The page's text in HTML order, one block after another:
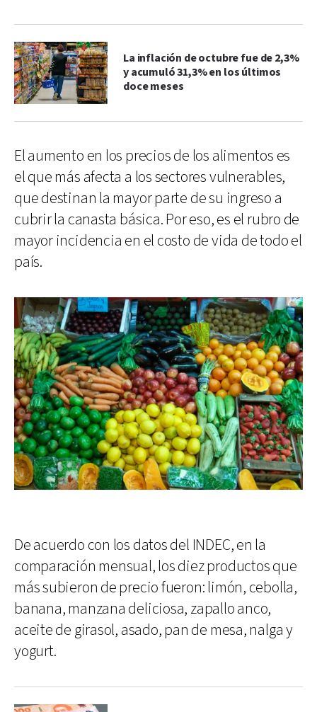
La inflación de octubre fue de 2,3%
y acumuló 31,3% en los últimos
doce meses
El aumento en los precios de los alimentos es
el que más afecta a los sectores vulnerables,
que destinan la mayor parte de su ingreso a
cubrir la canasta básica. Por eso, es el rubro de
mayor incidencia en el costo de vida de todo el
país.
De acuerdo con los datos del INDEC, en la
comparación mensual, los diez productos que
más subieron de precio fueron: limón, cebolla,
banana, manzana deliciosa, zapallo anco,
aceite de girasol, asado, pan de mesa, nalga y
yogurt.